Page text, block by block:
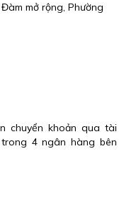
mở rộng, Phường
chuyển khoản qua tài
4 ngân hàng bên